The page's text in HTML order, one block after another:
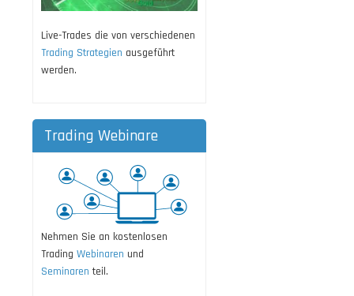
Live-Trades die von verschiedenen
Trading Strategien ausgeführt
werden.
Trading Webinare
Nehmen Sie an kostenlosen
Trading Webinaren und
Seminaren teil.